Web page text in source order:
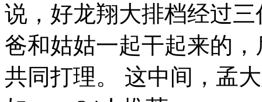
说，好龙翔大排档经过
爸和姑姑一起干起来的
共同打理。 这中间，孟